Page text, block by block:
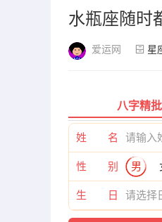
水瓶座随时
爱运网 星
八字精批
姓 名
性 别 男
生 日